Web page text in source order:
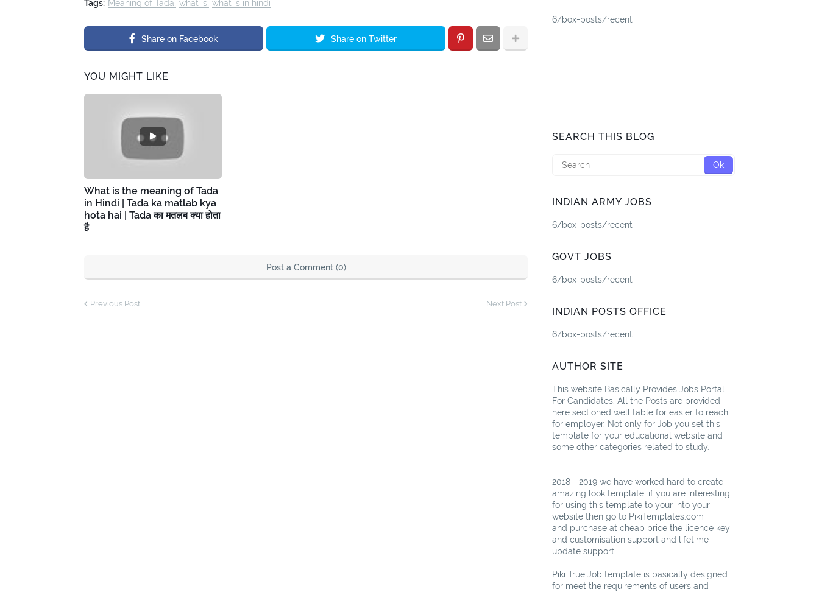
Tags: Meaning of Tada what is what is in hindi
Share on Facebook Share on Twitter
YOU MIGHT LIKE
What is the meaning of Tada
in Hindi | Tada ka matlab kya
hota hai | Tada का मतलब क्या होता
है
Post a Comment (0)
Previous Post Next Post
6/box-posts/recent
SEARCH THIS BLOG
INDIAN ARMY JOBS
6/box-posts/recent
GOVT JOBS
6/box-posts/recent
INDIAN POSTS OFFICE
6/box-posts/recent
AUTHOR SITE
This website Basically Provides Jobs Portal
For Candidates. All the Posts are provided
here sectioned well table for easier to reach
for employer. Not only for Job you set this
template for your educational website and
some other categories related to study.
2018 - 2019 we have worked hard to create
amazing look template. if you are interesting
for using this template to your into your
website then go to PikiTemplates.com
and purchase at cheap price the licence key
and customisation support and lifetime
update support.
Piki True Job template is basically designed
for meet the requirements of users and